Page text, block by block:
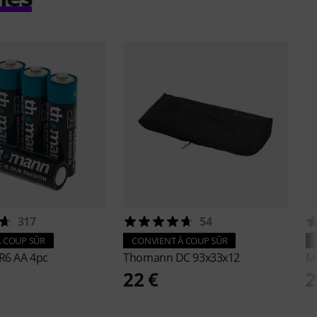
317
SÛR
AA 4pc
54
CONVIENT À COUP SÛR
Thomann DC 93x33x12
22 €